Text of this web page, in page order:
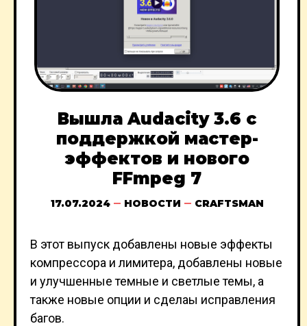
Вышла Audacity 3.6 с
поддержкой мастер-
эффектов и нового
FFmpeg 7
17.07.2024 НОВОСТИ CRAFTSMAN
В этот выпуск добавлены новые эффекты
компрессора и лимитера, добавлены новые
и улучшенные темные и светлые темы, а
также новые опции и сделаы исправления
багов.